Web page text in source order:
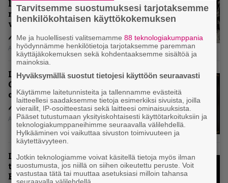
levytyksen jälkeen ei voi
mitenkään täyttää odotuksia. Vai
voiko?
Aki Nuopponen
Levyarvio: Dirkschneider & The
Old Gang -albumista ei aina tiedä,
onko se tosissaan tehty vai ei
Aki Nuopponen
Levyarvio: Onko Steelbound jo
täydellisintä mahdollista Battle
Beastia?
Tarvitsemme suostumuksesi tarjotaksemme
henkilökohtaisen käyttökokemuksen
Me ja huolellisesti valitsemamme88 teknologiakumppania
hyödynnämme henkilötietoja tarjotaksemme paremman
käyttäjäkokemuksen sekä kohdentaaksemme sisältöä ja
mainoksia.
Hyväksymällä suostut tietojesi käyttöön seuraavasti
Käytämme laitetunnisteita ja tallennamme evästeitä
laitteellesi saadaksemme tietoja esimerkiksi sivuista, joilla
vierailit, IP-osoitteestasi sekä laitteesi ominaisuuksista.
Pääset tutustumaan yksityiskohtaisesti käyttötarkoituksiin ja
teknologiakumppaneihimme seuraavalla välilehdellä.
Hylkääminen voi vaikuttaa sivuston toimivuuteen ja
käytettävyyteen.
Jotkin teknologiamme voivat käsitellä tietoja myös ilman
suostumusta, jos niillä on siihen oikeutettu peruste. Voit
vastustaa tätä tai muuttaa asetuksiasi milloin tahansa
seuraavalla välilehdellä.